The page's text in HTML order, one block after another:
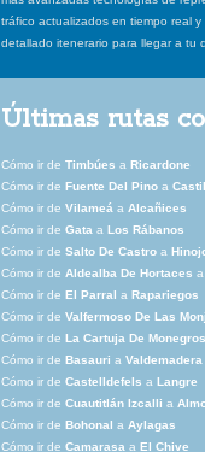
tráfico actualizados en tiempo real
detallado itenerario para llegar a tu
Últimas rutas
Cómo ir de Timbúes a Ricardone
Cómo ir de Fuente Del Pino a
Cómo ir de Vilameá a Alcañices
Cómo ir de Gata a Los Rábanos
Cómo ir de Salto De Castro a
Cómo ir de Aldealba De Hortaces a
Cómo ir de El Parral a Rapariegos
Cómo ir de Valfermoso De Las
Cómo ir de La Cartuja De Monegros
Cómo ir de Basauri a Valdemadera
Cómo ir de Castelldefels a Langre
Cómo ir de Cuautitlán Izcalli a
Cómo ir de Bohonal a Aylagas
Cómo ir de Camarasa a El Chive